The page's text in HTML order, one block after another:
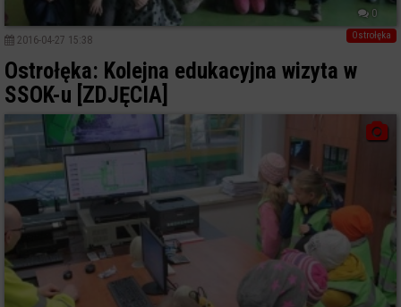
0
Ostrołęka
2016-04-27 15:38
Ostrołęka: Kolejna edukacyjna wizyta w
SSOK-u [ZDJĘCIA]